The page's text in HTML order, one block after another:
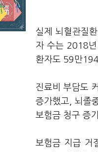
실제 뇌혈관질
자 수는 2018
환자도 59만
진료비 부담도
증가했고, 뇌졸
보험금 청구 증
보험금 지급 거